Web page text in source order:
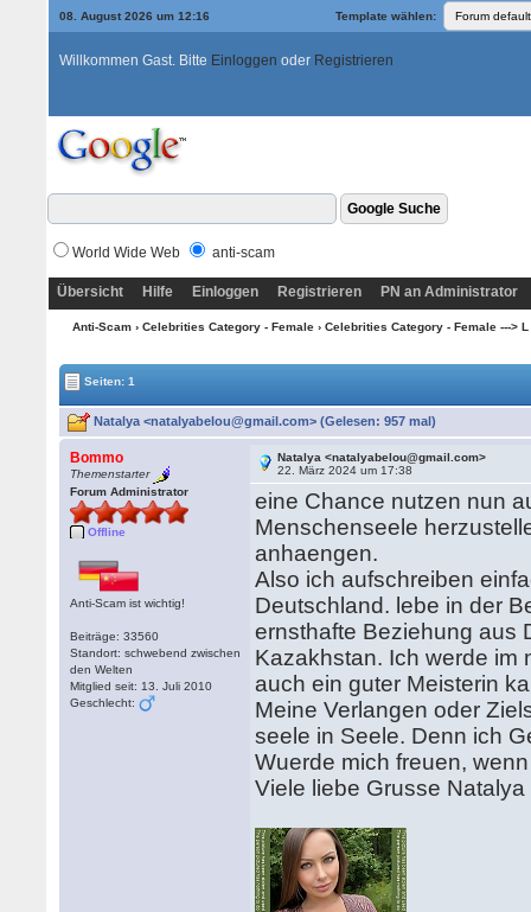
08. August 2026 um 12:16 Template wählen:
Willkommen Gast. Bitte Einloggen oder Registrieren
World Wide Web anti-scam
Übersicht Hilfe Einloggen Registrieren PN an Administrator
Anti-Scam› Celebrities Category - Female› Celebrities Category - Female ---> L
Seiten: 1
Natalya <natalyabelou@gmail.com> (Gelesen: 957 mal)
Bommo
Themenstarter
Forum Administrator
Offline
Anti-Scam ist wichtig!
Beiträge: 33560
Standort: schwebend zwischen
den Welten
Mitglied seit: 13. Juli 2010
Geschlecht:
Natalya <natalyabelou@gmail.com>
22. März 2024 um 17:38
eine Chance nutzen nun
Menschenseele
anhaengen.
Also ich aufschreiben
Deutschland. lebe in der
ernsthafte Beziehung aus
Kazakhstan. Ich werde im
auch ein guter Meisterin
Meine Verlangen oder
seele in Seele. Denn ich
Wuerde mich freuen,
Viele liebe Grusse Natalya